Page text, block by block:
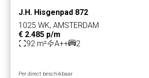
J.H. Hisgenpad 872
1025 WK, AMSTERDAM
€ 2.485 p/m
92 m²
A++ 2
Per direct beschikbaar